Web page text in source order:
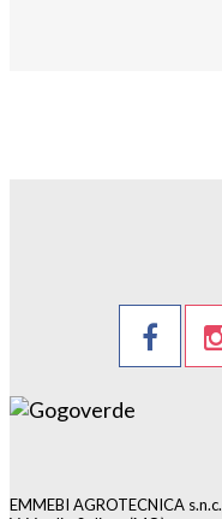
EMMEBI AGROTECNICA s.n.c.